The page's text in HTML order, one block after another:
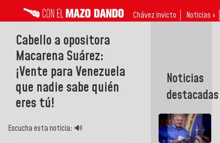
Chávez invicto Noticias ↓
Cabello a opositora
Macarena Suárez:
¡Vente para Venezuela
que nadie sabe quién
eres tú!
Escucha esta noticia: 🔊
Noticias
destacadas